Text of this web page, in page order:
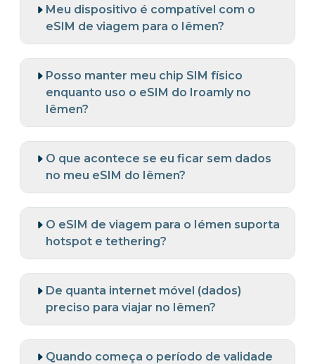
Meu dispositivo é compatível com o
eSIM de viagem para o Iêmen?
Posso manter meu chip SIM físico
enquanto uso o eSIM do Iroamly no
Iêmen?
O que acontece se eu ficar sem dados
no meu eSIM do Iêmen?
O eSIM de viagem para o Iémen suporta
hotspot e tethering?
De quanta internet móvel (dados)
preciso para viajar no Iêmen?
Quando começa o período de validade